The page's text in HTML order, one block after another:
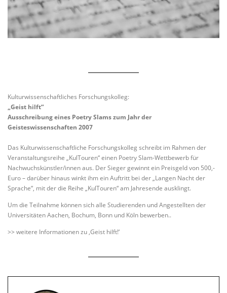
Kulturwissenschaftliches Forschungskolleg:
„Geist hilft“
Ausschreibung eines Poetry Slams zum Jahr der
Geisteswissenschaften 2007
Das Kulturwissenschaftliche Forschungskolleg schreibt im Rahmen der
Veranstaltungsreihe „KulTouren“ einen Poetry Slam-Wettbewerb für
Nachwuchskünstler/innen aus. Der Sieger gewinnt ein Preisgeld von 500,-
Euro – darüber hinaus winkt ihm ein Auftritt bei der „Langen Nacht der
Sprache“, mit der die Reihe „KulTouren“ am Jahresende ausklingt.
Um die Teilnahme können sich alle Studierenden und Angestellten der
Universitäten Aachen, Bochum, Bonn und Köln bewerben..
>> weitere Informationen zu ‚Geist hilft!‘